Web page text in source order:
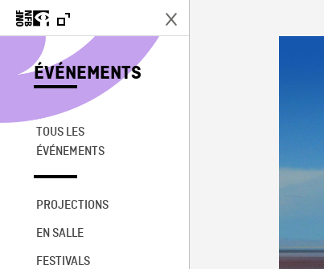
ÉVÉNEMENTS
TOUS LES
ÉVÉNEMENTS
PROJECTIONS
EN SALLE
FESTIVALS